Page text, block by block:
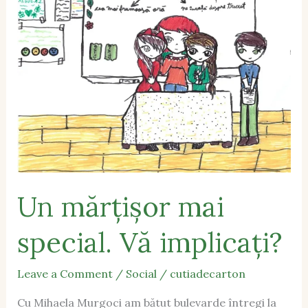
Un mărțișor mai
special. Vă implicați?
Leave a Comment / Social / cutiadecarton
Cu Mihaela Murgoci am bătut bulevarde întregi la
special.
Vă
implicați?